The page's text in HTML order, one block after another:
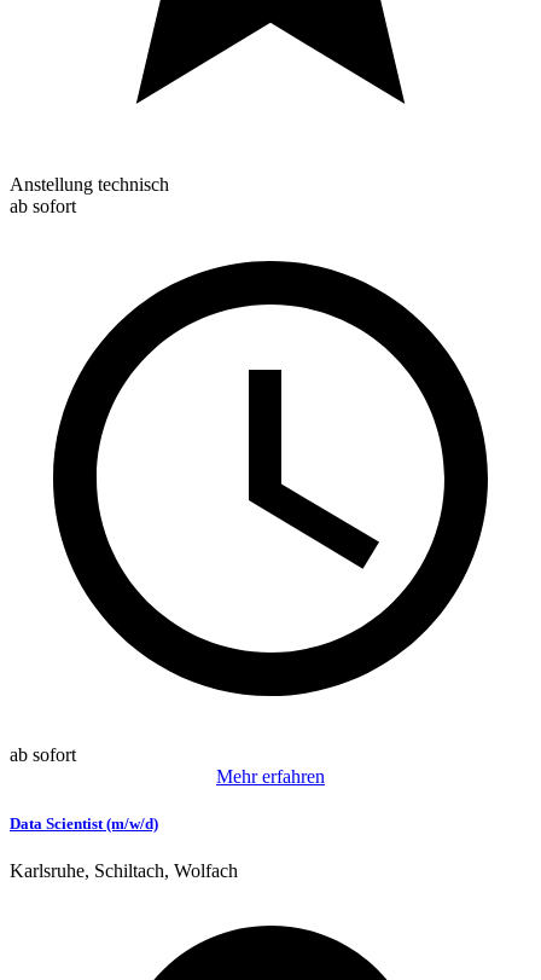
Anstellung technisch
ab sofort
ab sofort
Mehr erfahren
Data Scientist (m/w/d)
Karlsruhe, Schiltach, Wolfach